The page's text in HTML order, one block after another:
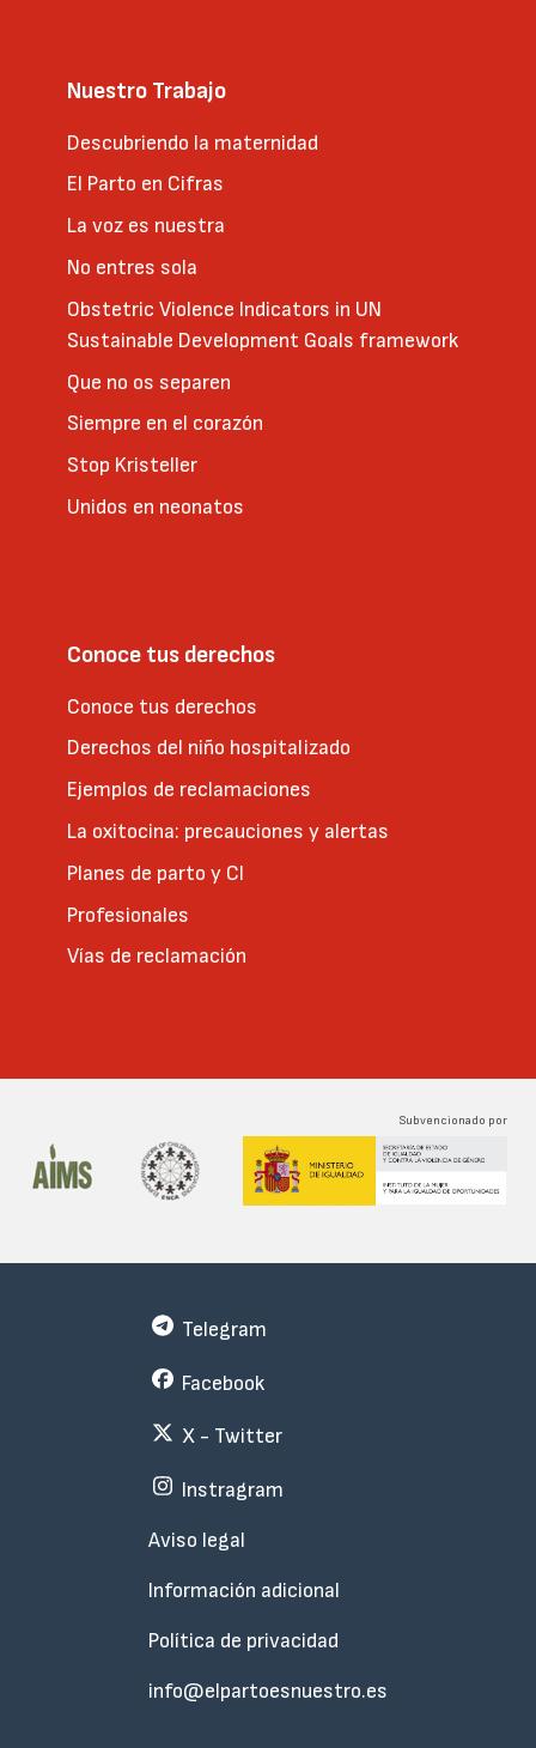
Nuestro Trabajo
Descubriendo la maternidad
El Parto en Cifras
La voz es nuestra
No entres sola
Obstetric Violence Indicators in UN
Sustainable Development Goals framework
Que no os separen
Siempre en el corazón
Stop Kristeller
Unidos en neonatos
Conoce tus derechos
Conoce tus derechos
Derechos del niño hospitalizado
Ejemplos de reclamaciones
La oxitocina: precauciones y alertas
Planes de parto y CI
Profesionales
Vías de reclamación
Subvencionado por
Subfooter
Telegram
Facebook
X - Twitter
Instragram
Aviso legal
Información adicional
Política de privacidad
info@elpartoesnuestro.es